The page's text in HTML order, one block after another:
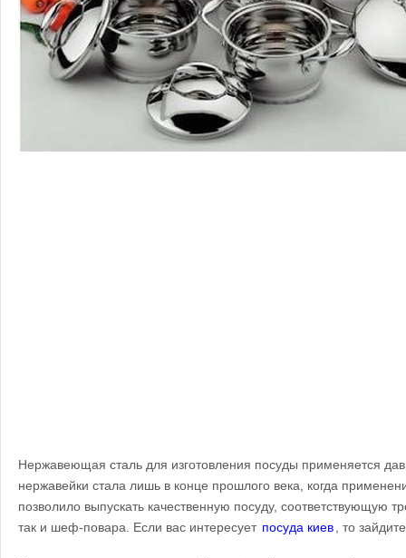
Нержавеющая сталь для изготовления посуды применяется
нержавейки стала лишь в конце прошлого века, когда
позволило выпускать качественную посуду, соответствующую
так и шеф-повара. Если вас интересует посуда киев , то